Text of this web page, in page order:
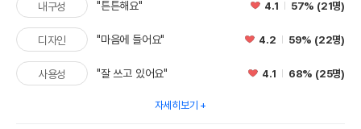
내구성 "튼튼해요" 4.1 57% (21명)
디자인 "마음에 들어요" 4.2 59% (22명)
사용성 "잘 쓰고 있어요" 4.1 68% (25명)
자세히보기